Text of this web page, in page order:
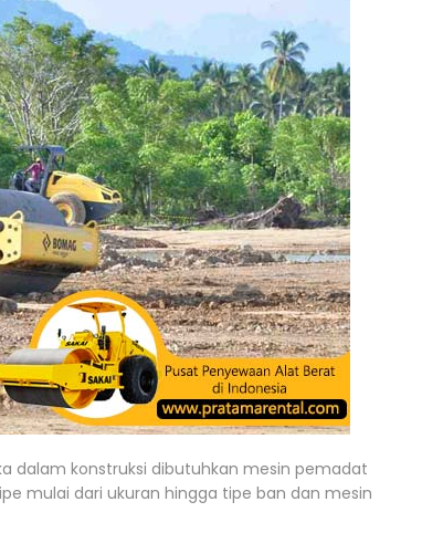
dalam konstruksi dibutuhkan mesin pemadat
mulai dari ukuran hingga tipe ban dan mesin